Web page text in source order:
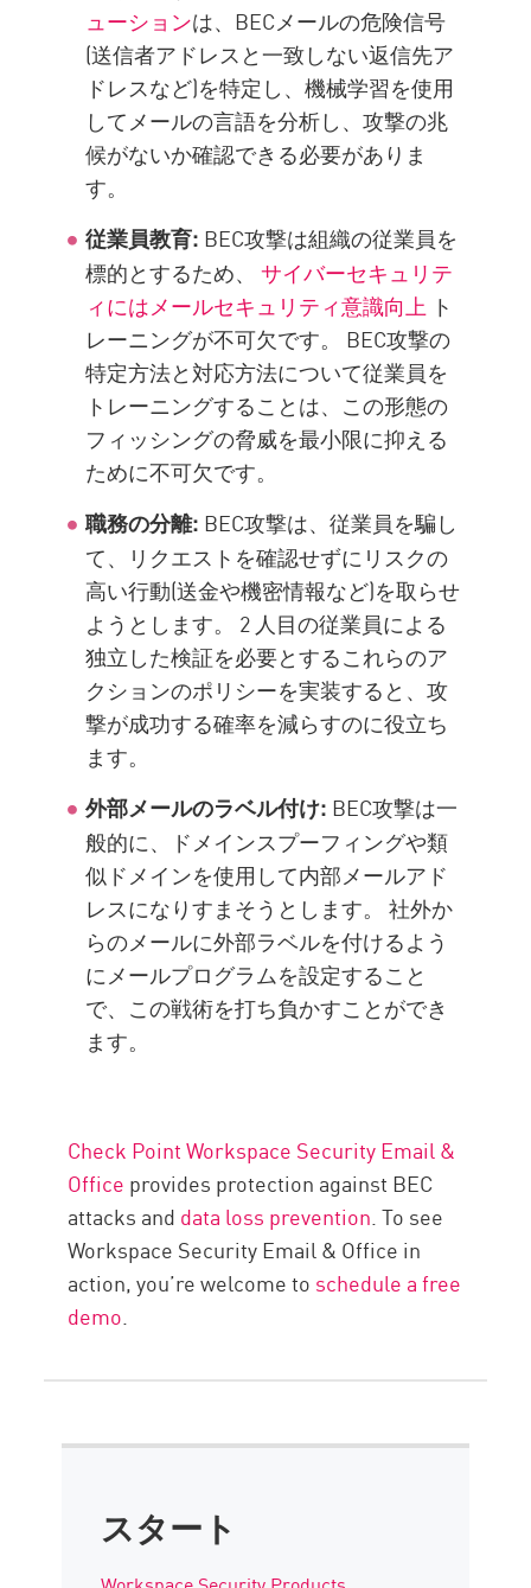
ューションは、BECメールの危険信号
(送信者アドレスと一致しない返信先ア
ドレスなど)を特定し、機械学習を使用
してメールの言語を分析し、攻撃の兆
候がないか確認できる必要がありま
す。
従業員教育: BEC攻撃は組織の従業員を
標的とするため、サイバーセキュリテ
ィにはメールセキュリティ意識向上 ト
レーニングが不可欠です。 BEC攻撃の
特定方法と対応方法について従業員を
トレーニングすることは、この形態の
フィッシングの脅威を最小限に抑える
ために不可欠です。
職務の分離: BEC攻撃は、従業員を騙し
て、リクエストを確認せずにリスクの
高い行動(送金や機密情報など)を取らせ
ようとします。 2 人目の従業員による
独立した検証を必要とするこれらのア
クションのポリシーを実装すると、攻
撃が成功する確率を減らすのに役立ち
ます。
外部メールのラベル付け: BEC攻撃は一
般的に、ドメインスプーフィングや類
似ドメインを使用して内部メールアド
レスになりすまそうとします。 社外か
らのメールに外部ラベルを付けるよう
にメールプログラムを設定すること
で、この戦術を打ち負かすことができ
ます。
Check Point Workspace Security Email &
Office provides protection against BEC
attacks and data loss prevention. To see
Workspace Security Email & Office in
action, you’re welcome to schedule a free
demo.
スタート